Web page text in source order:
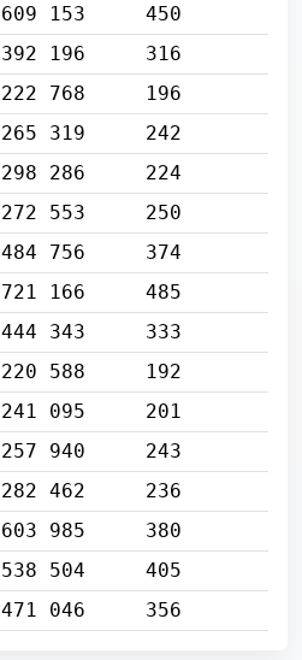
609 153
450
392 196
316
222 768
196
265 319
242
298 286
224
272 553
250
484 756
374
721 166
485
444 343
333
220 588
192
241 095
201
257 940
243
282 462
236
603 985
380
538 504
405
471 046 356